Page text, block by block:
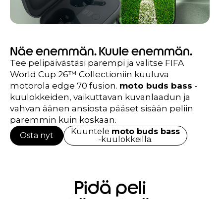
Näe enemmän. Kuule enemmän.
Tee pelipäivästäsi parempi ja valitse FIFA
World Cup 26™ Collectioniin kuuluva
motorola edge 70 fusion. moto buds bass -
kuulokkeiden, vaikuttavan kuvanlaadun ja
vahvan äänen ansiosta pääset sisään peliin
paremmin kuin koskaan.
Kuuntele moto buds bass
-kuulokkeilla.
Osta nyt
Pidä peli